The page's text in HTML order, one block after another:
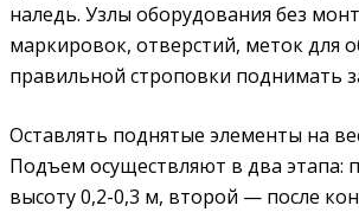
наледь. Узлы оборудования без
маркировок, отверстий, меток для
правильной строповки поднимать
Оставлять поднятые элементы на
Подъем осуществляют в два этапа:
высоту 0,2-0,3 м, второй — после